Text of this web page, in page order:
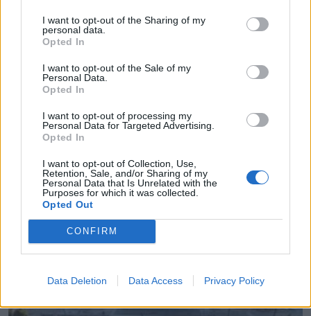
I want to opt-out of the Sharing of my
personal data.
Opted In
I want to opt-out of the Sale of my
Personal Data.
Opted In
I want to opt-out of processing my
Personal Data for Targeted Advertising.
Opted In
I want to opt-out of Collection, Use,
Retention, Sale, and/or Sharing of my
Personal Data that Is Unrelated with the
Purposes for which it was collected.
Opted Out
CONFIRM
Data Deletion Data Access Privacy Policy
Ξεκάθαρος για ανεμογεννήτριες και
αποκατάσταση δασών ο Ν. Χαρδαλιάς
08.08.2026 - 10.45